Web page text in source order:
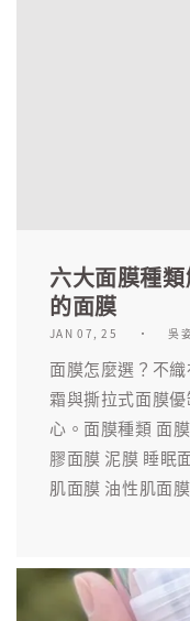
六大面膜種
的面膜
JAN 07, 25 吳
面膜怎麼選？不
霜與撕拉式面膜
心。面膜種類 面
膠面膜 泥膜 睡眠
肌面膜 油性肌面